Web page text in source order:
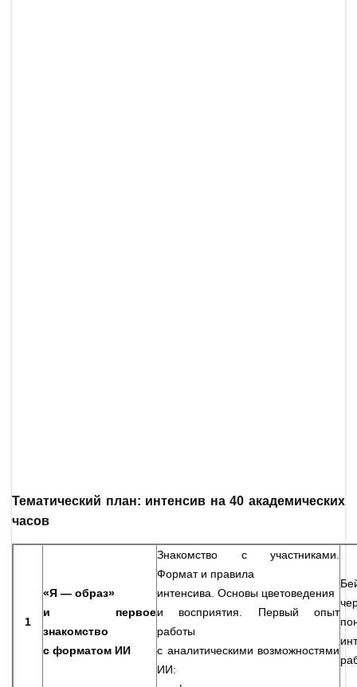
Тематический план: интенсив на 40 академических
часов
1
«Я — образ»
и первое
знакомство
с форматом ИИ
Знакомство с участниками.
Формат и правила
интенсива. Основы цветоведения
и восприятия. Первый опыт
работы
с аналитическими возможностями
ИИ: